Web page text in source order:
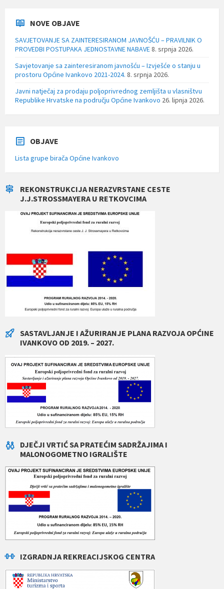
NOVE OBJAVE
SAVJETOVANJE SA ZAINTERESIRANOM JAVNOŠĆU – PRAVILNIK O
PROVEDBI POSTUPAKA JEDNOSTAVNE NABAVE8. srpnja 2026.
Savjetovanje sa zainteresiranom javnošću – Izvješće o stanju u
prostoru Općine Ivankovo 2021-2024. 8. srpnja 2026.
Javni natječaj za prodaju poljoprivrednog zemljišta u vlasništvu
Republike Hrvatske na području Općine Ivankovo 26. lipnja 2026.
OBJAVE
Lista grupe birača Općine Ivankovo
REKONSTRUKCIJA NERAZVRSTANE CESTE
J.J.STROSSMAYERA U RETKOVCIMA
SASTAVLJANJE I AŽURIRANJE PLANA RAZVOJA OPĆINE
IVANKOVO OD 2019. – 2027.
DJEČJI VRTIĆ SA PRATEĆIM SADRŽAJIMA I
MALONOGOMETNO IGRALIŠTE
IZGRADNJA REKREACIJSKOG CENTRA